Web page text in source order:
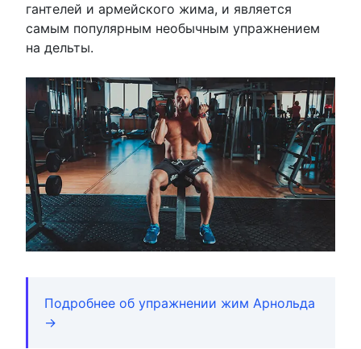
гантелей и армейского жима, и является
самым популярным необычным упражнением
на дельты.
Подробнее об упражнении жим Арнольда
→